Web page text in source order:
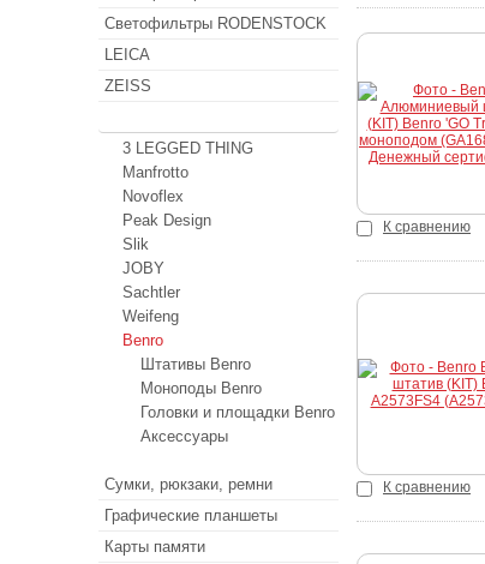
К сравнению
Купить
К сравнению
Светофильтры RODENSTOCK
LEICA
ZEISS
3 LEGGED THING
Manfrotto
Novoflex
Peak Design
Slik
JOBY
Sachtler
Weifeng
Benro
Штативы Benro
Моноподы Benro
Головки и площадки Benro
Аксессуары
Сумки, рюкзаки, ремни
Графические планшеты
Карты памяти